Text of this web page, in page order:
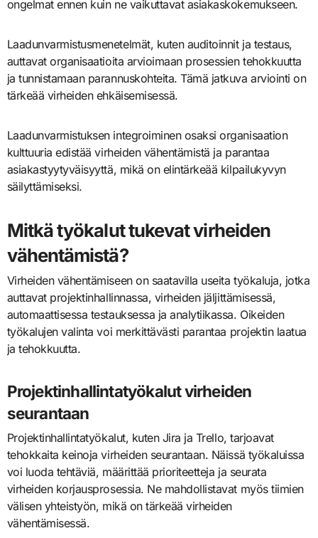
ongelmat ennen kuin ne vaikuttavat asiakaskokemukseen.
Laadunvarmistusmenetelmät, kuten auditoinnit ja testaus,
auttavat organisaatioita arvioimaan prosessien tehokkuutta
ja tunnistamaan parannuskohteita. Tämä jatkuva arviointi on
tärkeää virheiden ehkäisemisessä.
Laadunvarmistuksen integroiminen osaksi organisaation
kulttuuria edistää virheiden vähentämistä ja parantaa
asiakastyytyväisyyttä, mikä on elintärkeää kilpailukyvyn
säilyttämiseksi.
Mitkä työkalut tukevat virheiden
vähentämistä?
Virheiden vähentämiseen on saatavilla useita työkaluja, jotka
auttavat projektinhallinnassa, virheiden jäljittämisessä,
automaattisessa testauksessa ja analytiikassa. Oikeiden
työkalujen valinta voi merkittävästi parantaa projektin laatua
ja tehokkuutta.
Projektinhallintatyökalut virheiden
seurantaan
Projektinhallintatyökalut, kuten Jira ja Trello, tarjoavat
tehokkaita keinoja virheiden seurantaan. Näissä työkaluissa
voi luoda tehtäviä, määrittää prioriteetteja ja seurata
virheiden korjausprosessia. Ne mahdollistavat myös tiimien
välisen yhteistyön, mikä on tärkeää virheiden
vähentämisessä.